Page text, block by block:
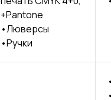
+Pantone
•Люверсы
•Ручки